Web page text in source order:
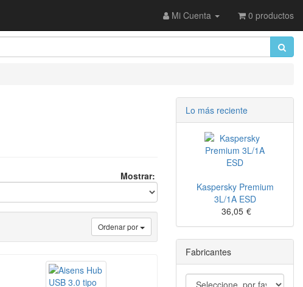
Mi Cuenta 0 productos
Mostrar:
Ordenar por
Lo más reciente
Kaspersky Premium
3L/1A ESD
36,05 €
Fabricantes